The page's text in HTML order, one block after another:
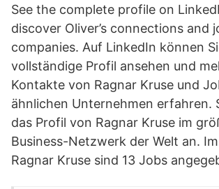
See the complete profile on
discover Oliver’s connections and
companies. Auf LinkedIn können
vollständige Profil ansehen und
Kontakte von Ragnar Kruse und
ähnlichen Unternehmen erfahren.
das Profil von Ragnar Kruse im
Business-Netzwerk der Welt an.
Ragnar Kruse sind 13 Jobs